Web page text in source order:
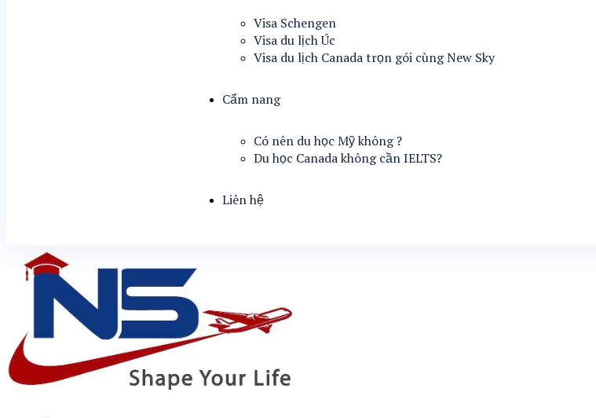
Visa Schengen
Visa du lịch Úc
Visa du lịch Canada trọn gói cùng New Sky
Cẩm nang
Có nên du học Mỹ không ?
Du học Canada không cần IELTS?
Liên hệ